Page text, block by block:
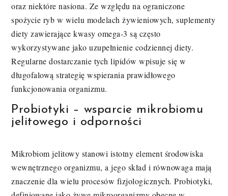
oraz niektóre nasiona. Ze względu na ograniczone
spożycie ryb w wielu modelach żywieniowych, suplementy
diety zawierające kwasy omega-3 są często
wykorzystywane jako uzupełnienie codziennej diety.
Regularne dostarczanie tych lipidów wpisuje się w
długofalową strategię wspierania prawidłowego
funkcjonowania organizmu.
Probiotyki – wsparcie mikrobiomu
jelitowego i odporności
Mikrobiom jelitowy stanowi istotny element środowiska
wewnętrznego organizmu, a jego skład i równowaga mają
znaczenie dla wielu procesów fizjologicznych. Probiotyki,